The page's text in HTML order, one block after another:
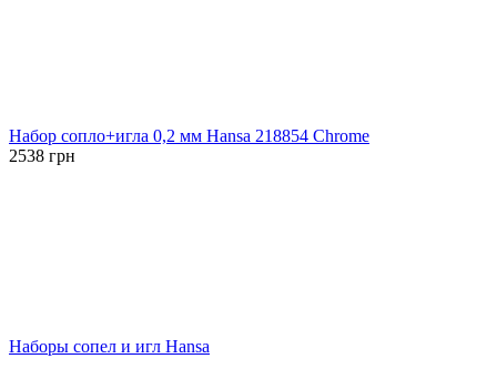
Набор сопло+игла 0,2 мм Hansa 218854 Chrome
2538 грн
Наборы сопел и игл Hansa